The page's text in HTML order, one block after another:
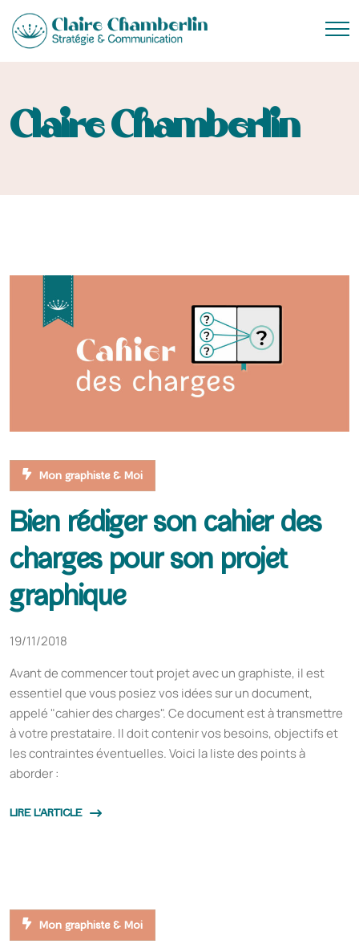
Claire Chamberlin
Mon graphiste & Moi
Bien rédiger son cahier des
charges pour son projet
graphique
19/11/2018
Avant de commencer tout projet avec un graphiste, il est
essentiel que vous posiez vos idées sur un document,
appelé "cahier des charges". Ce document est à transmettre
à votre prestataire. Il doit contenir vos besoins, objectifs et
les contraintes éventuelles. Voici la liste des points à
aborder :
LIRE L'ARTICLE
Mon graphiste & Moi